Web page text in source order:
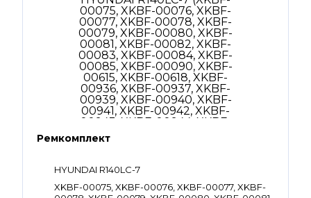
Ремкомплект
HYUNDAI R140LC-7
XKBF-00075, XKBF-00076, XKBF-00077, XKBF-